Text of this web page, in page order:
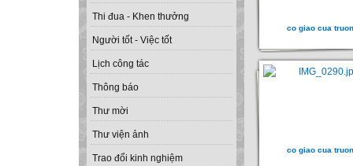
Thi đua - Khen thưởng
Người tốt - Việc tốt
Lịch công tác
Thông báo
Thư mời
Thư viện ảnh
Trao đổi kinh nghiệm
co giao cua
co giao cua